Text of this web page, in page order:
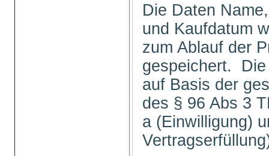
Die Daten
und Kaufdatum
zum Ablauf der
gespeichert.
auf Basis der
des § 96 Abs 3
a (Einwilligung)